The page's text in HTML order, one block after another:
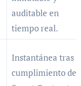
auditable en
tiempo real.
Instantánea tras
cumplimiento de